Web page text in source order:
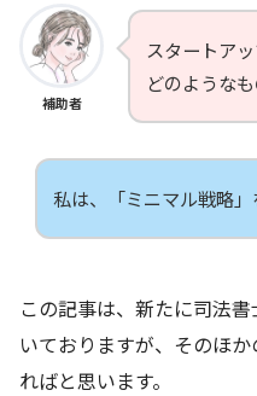
補助者
スタートア
どのような
私は、「ミニマル戦略」
この記事は、新たに司法
いておりますが、そのほ
ればと思います。